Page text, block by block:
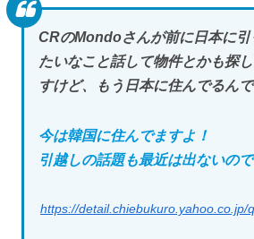
CRのMondoさんが前に日本に引
たいなこと話して物件とかも探
すけど、もう日本に住んでるん
今は韓国に住んでますよ！
引越しの話題も最近は出ないの
https://detail.chiebukuro.yahoo.co.jp/